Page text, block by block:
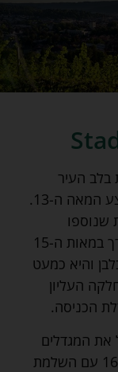
העיר
העתיקה. היא נבנתה בסגנון גותי באמצע המאה ה-13.
לאגפיה השונים עם המשך בנייה שנערך במאות ה-15
והיא כמעט
העליון
הכניסה.
המגדלים
הנישאים של הכנסייה שנבנו במאה ה-16 עם השלמת